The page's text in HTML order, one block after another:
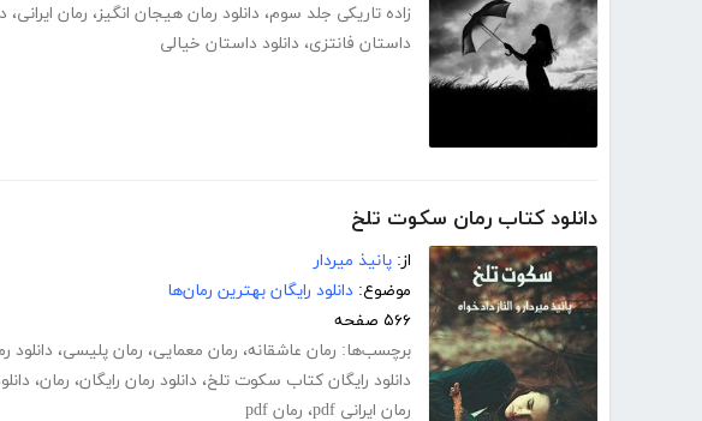
زاده تاریکی جلد سوم، دانلود رمان هیجان انگیز، رمان ایرانی،
داستان فانتزی، دانلود داستان خیالی
دانلود کتاب رمان سکوت تلخ
از: پانیذ میردار
موضوع: دانلود رایگان بهترین رمان‌ها
۵۶۶ صفحه
برچسب‌ها: رمان عاشقانه، رمان معمایی، رمان پلیسی، دانلود
دانلود رایگان کتاب سکوت تلخ، دانلود رمان رایگان، رمان،
رمان ایرانی pdf
، رمان pdf